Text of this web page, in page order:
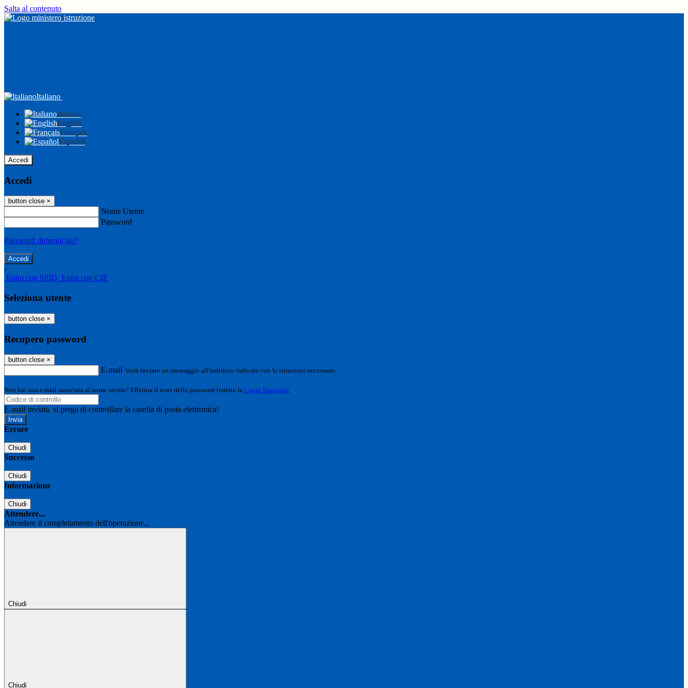
Salta al contenuto
Italiano
Italiano
English
Français
Español
Accedi
Accedi
button close ×
Nome Utente
Password
Password dimenticata?
-
Entra con SPID Entra con CIE
Seleziona utente
button close ×
Recupero password
button close ×
E-mail Verrà inviato un messaggio all'indirizzo indicato con le istruzioni necessarie.
Non hai una e-mail associata al nome utente? Effettua il reset della password tramite la Login Spaggiari
E-mail inviata, si prega di controllare la casella di posta elettronica!
Errore
Chiudi
Successo
Chiudi
Informazione
Chiudi
Attendere...
Attendere il completamento dell'operazione...
Chiudi
Chiudi